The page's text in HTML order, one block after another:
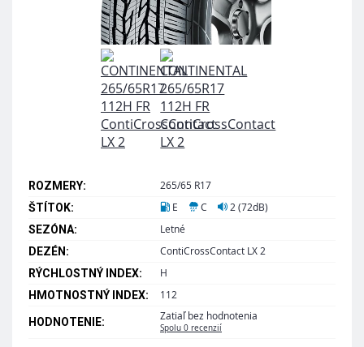
ROZMERY: 265/65 R17
ŠTÍTOK: E C 2 (72dB)
SEZÓNA: Letné
DEZÉN: ContiCrossContact LX 2
RÝCHLOSTNÝ INDEX: H
HMOTNOSTNÝ INDEX: 112
HODNOTENIE: Zatiaľ bez hodnotenia
Spolu 0 recenzií